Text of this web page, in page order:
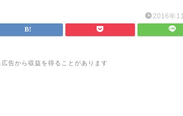
2016年
告から収益を得ることがあります